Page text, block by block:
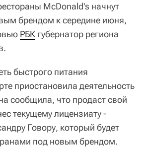
McDonald's начнут
брендом к середине июня,
РБК губернатор региона
быстрого питания
приостановила деятельность
сообщила, что продаст свой
текущему лицензиату -
Говору, который будет
под новым брендом.